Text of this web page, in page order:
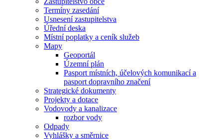
Termíny zasedání
Usnesení zastupitelstva
Úřední deska
Místní poplatky a ceník služeb
Mapy
Geoportál
Územní plán
Pasport místních, účelových komunikací a
pasport dopravního značení
Strategické dokumenty
Projekty a dotace
Vodovody a kanalizace
rozbor vody
Odpady
Vyhlášky a směrnice